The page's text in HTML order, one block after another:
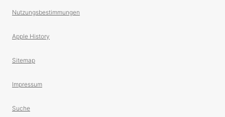
Nutzungsbestimmungen
Apple History
Sitemap
Impressum
Suche